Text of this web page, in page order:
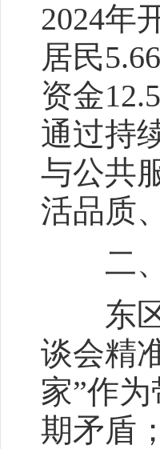
2024年
居民
资金
通过持
与公共
活品质
二、
东区
谈会精
家”作
期矛盾